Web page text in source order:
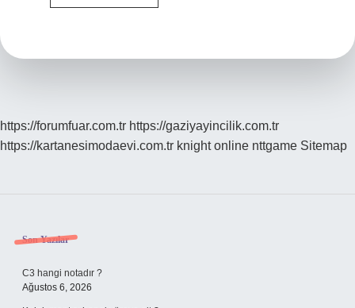
Dergi
https://forumfuar.com.tr https://gaziyayincilik.com.tr
https://kartanesimodaevi.com.tr knight online nttgame Sitemap
Sidebar
Son Yazılar
C3 hangi notadır ?
Ağustos 6, 2026